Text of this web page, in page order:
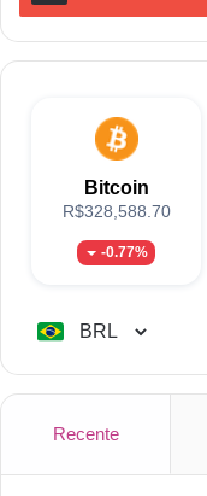
Bitcoin
R$328,588.70
-0.77%
Recente